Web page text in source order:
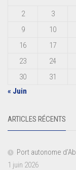
2
3
9
10
16
17
23
24
30
31
« Juin
ARTICLES RÉCENTS
Port autonome
1 juin 2026